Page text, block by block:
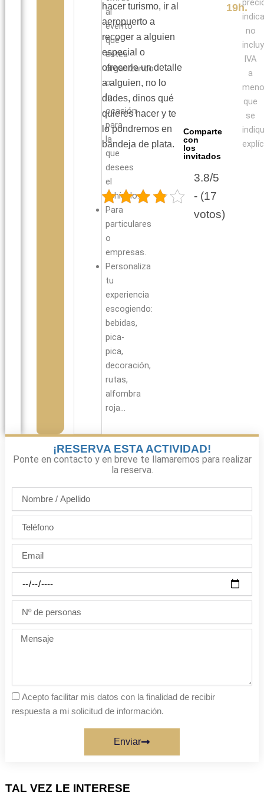
al
evento
que
estés
organizando
o
la
ocasión
para
la
que
desees
el
vehículo.
Para
particulares
o
empresas.
Personaliza
tu
experiencia
escogiendo:
bebidas,
pica-
pica,
decoración,
rutas,
alfombra
roja…
hacer turismo, ir al
aeropuerto a
recoger a alguien
especial o
ofrecerle un detalle
a alguien, no lo
dudes, dinos qué
quieres hacer y te
lo pondremos en
bandeja de plata.
3.8/5
- (17
votos)
Comparte
con
los
invitados
19h.
no
IVA
a
que
se
¡RESERVA ESTA ACTIVIDAD!
Ponte en contacto y en breve te llamaremos para realizar
la reserva.
Apellido
la
fiesta
personas
Mensaje
Acepto facilitar mis datos con la finalidad de recibir
respuesta a mi solicitud de información.
Enviar
TAL VEZ LE INTERESE